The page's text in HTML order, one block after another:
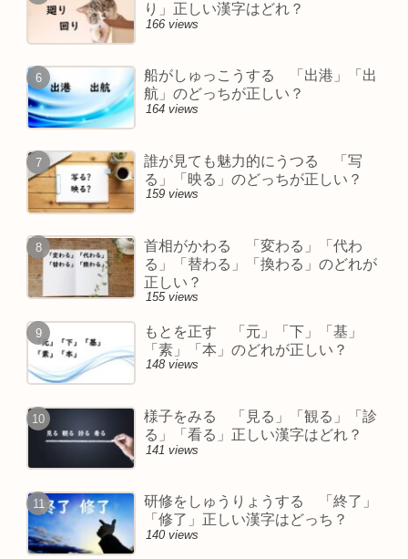
り」正しい漢字はどれ？
166 views
船がしゅっこうする 「出港」「出
航」のどっちが正しい？
164 views
誰が見ても魅力的にうつる 「写
る」「映る」のどっちが正しい？
159 views
首相がかわる 「変わる」「代わ
る」「替わる」「換わる」のどれが
正しい？
155 views
もとを正す 「元」「下」「基」
「素」「本」のどれが正しい？
148 views
様子をみる 「見る」「観る」「診
る」「看る」正しい漢字はどれ？
141 views
研修をしゅうりょうする 「終了」
「修了」正しい漢字はどっち？
140 views